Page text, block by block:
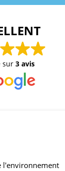
sur3 avis
l'environnement